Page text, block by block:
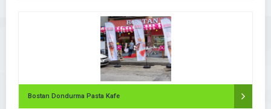
Bostan Dondurma Pasta Kafe